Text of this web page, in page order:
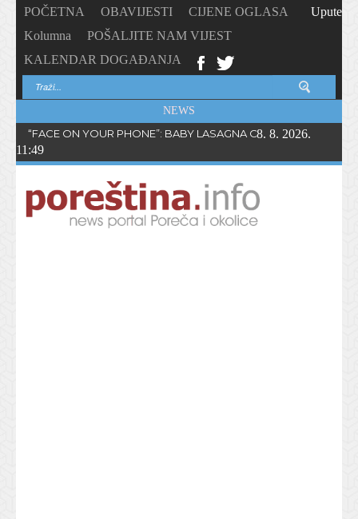
POČETNA OBAVIJESTI
CIJENE OGLASA
Kolumna
POŠALJITE NAM VIJEST
KALENDAR DOGAĐANJA
Upute
NEWS
“FACE ON YOUR PHONE”: BABY LASAGNA OBJAVIO NOVI
8. 8. 2026.
11:49